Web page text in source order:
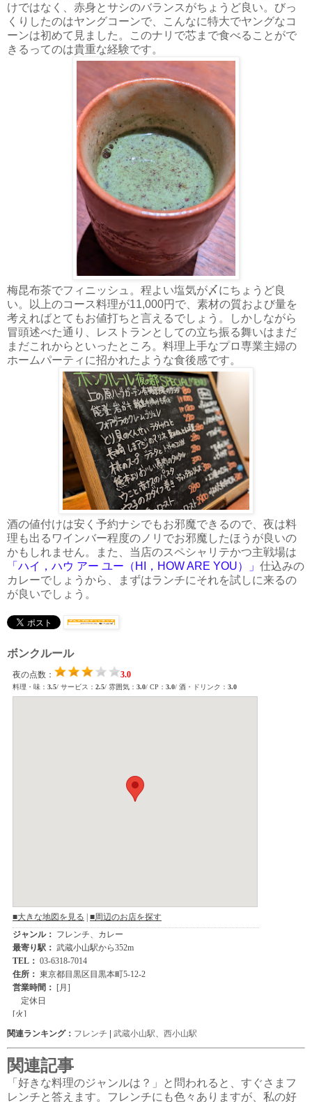
けではなく、赤身とサシのバランスがちょうど良い。びっ
くりしたのはヤングコーンで、こんなに特大でヤングなコ
ーンは初めて見ました。このナリで芯まで食べることがで
きるってのは貴重な経験です。
梅昆布茶でフィニッシュ。程よい塩気が〆にちょうど良
い。以上のコース料理が11,000円で、素材の質および量を
考えればとてもお値打ちと言えるでしょう。しかしながら
冒頭述べた通り、レストランとしての立ち振る舞いはまだ
まだこれからといったところ。料理上手なプロ専業主婦の
ホームパーティに招かれたような食後感です。
酒の値付けは安く予約ナシでもお邪魔できるので、夜は料
理も出るワインバー程度のノリでお邪魔したほうが良いの
かもしれません。また、当店のスペシャリテかつ主戦場は
「ハイ，ハウ アー ユー（HI，HOW ARE YOU）」 仕込みの
カレーでしょうから、まずはランチにそれを試しに来るの
が良いでしょう。
ボンクルール
関連ランキング： フレンチ | 武蔵小山駅 西小山駅
関連記事
「好きな料理のジャンルは？」と問われると、すぐさまフ
レンチと答えます。フレンチにも色々ありますが、私の好